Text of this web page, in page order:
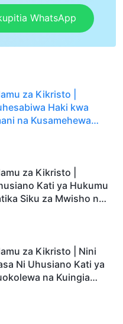
WhatsApp
za Kikristo |
Haki kwa
na Kusamehewa
Teule)
za Kikristo |
Kati ya Hukumu
Siku za Mwisho na
za Kikristo | Nini
Ni Uhusiano Kati ya
na Kuingia